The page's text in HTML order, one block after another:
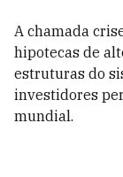
A chamada
hipotecas de
estruturas do
investidores
mundial.